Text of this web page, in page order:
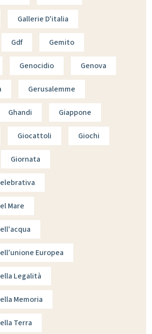
Gallerie D'italia
Gdf Gemito
Genocidio Genova
Gerusalemme
Ghandi Giappone
Giocattoli Giochi
Giornata
Mare
Europea
Legalità
Memoria
Terra